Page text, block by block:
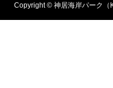
Copyright © 神居海岸パーク